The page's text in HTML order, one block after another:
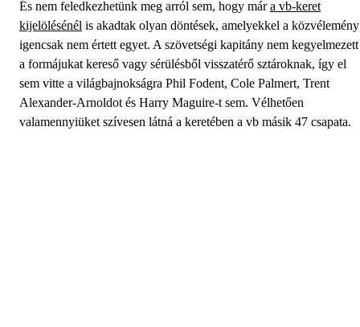
És nem feledkezhetünk meg arról sem, hogy mára vb-keret
kijelölésénél is akadtak olyan döntések, amelyekkel a közvélemény
igencsak nem értett egyet. A szövetségi kapitány nem kegyelmezett
a formájukat kereső vagy sérülésből visszatérő sztároknak, így el
sem vitte a világbajnokságra Phil Fodent, Cole Palmert, Trent
Alexander-Arnoldot és Harry Maguire-t sem. Vélhetően
valamennyiüket szívesen látná a keretében a vb másik 47 csapata.